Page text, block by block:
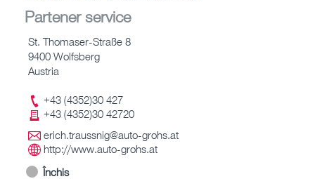
Partener service
St. Thomaser-Straße 8
9400 Wolfsberg
Austria
+43 (4352)30 427
+43 (4352)30 42720
erich.traussnig@auto-grohs.at
http://www.auto-grohs.at
Închis